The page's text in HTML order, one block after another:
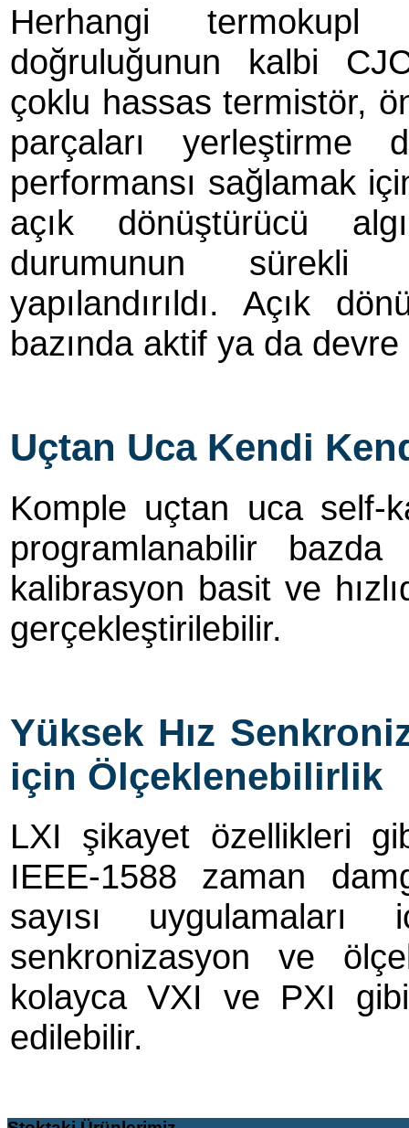
Herhangi
doğruluğunun kalbi
çoklu hassas termistör,
parçaları yerleştirme
performansı sağlamak
açık dönüştürücü
durumunun sürekli
yapılandırıldı. Açık
bazında aktif ya da devre
Uçtan Uca Kendi
Komple uçtan uca self-
programlanabilir bazda
kalibrasyon basit ve
gerçekleştirilebilir.
Yüksek Hız
için Ölçeklenebilirlik
LXI şikayet özellikleri
IEEE-1588 zaman
sayısı uygulamaları
senkronizasyon ve
kolayca VXI ve PXI
edilebilir.